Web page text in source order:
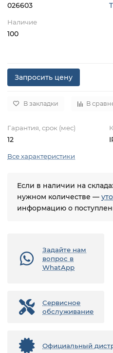
026603
Наличие
100
Запросить цену
В закладки В
Гарантия, срок (мес)
12
Все характеристики
Если в наличии на
нужном количестве —
информацию о
Задайте нам
вопрос в
WhatApp
Сервисное
обслуживание
Официальный